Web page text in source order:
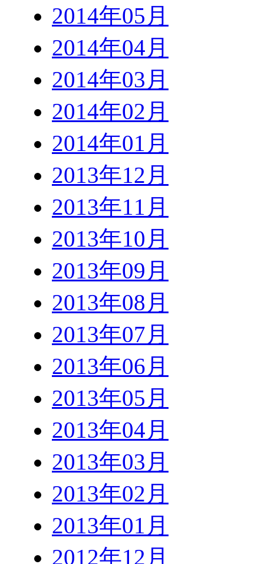
2014年05月
2014年04月
2014年03月
2014年02月
2014年01月
2013年12月
2013年11月
2013年10月
2013年09月
2013年08月
2013年07月
2013年06月
2013年05月
2013年04月
2013年03月
2013年02月
2013年01月
2012年12月